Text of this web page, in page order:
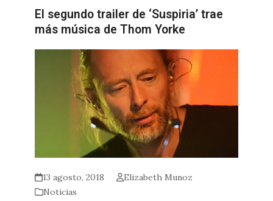
El segundo trailer de ‘Suspiria’ trae
más música de Thom Yorke
13 agosto, 2018
Elizabeth Munoz
Noticias